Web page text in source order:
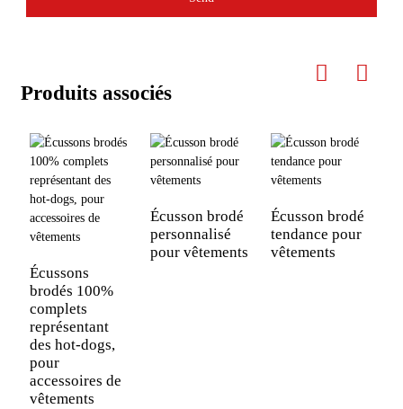
Produits associés
Écussons
brodés 100%
complets
représentant
des hot-dogs,
pour
accessoires de
vêtements
Écusson brodé
personnalisé
pour vêtements
Écusson brodé
tendance pour
vêtements